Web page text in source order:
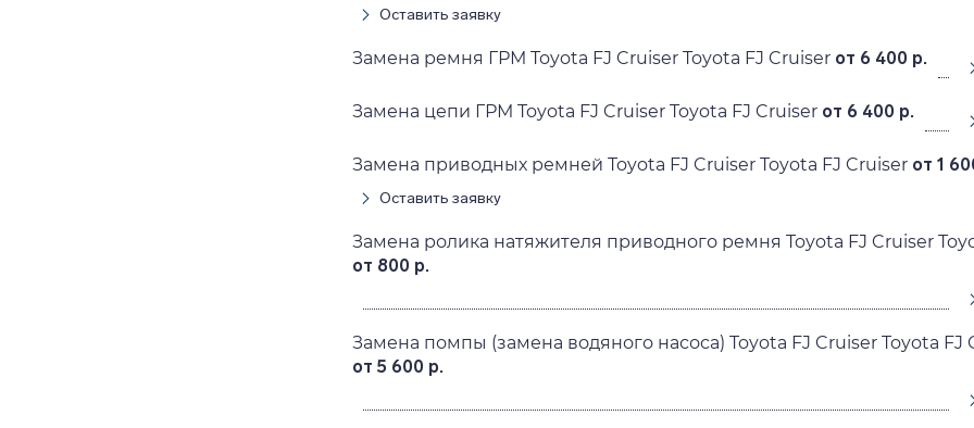
Оставить заявку
Замена ремня ГРМ Toyota FJ Cruiser Toyota FJ Cruiser от 6 400 р.
Замена цепи ГРМ Toyota FJ Cruiser Toyota FJ Cruiser от 6 400 р.
Замена приводных ремней Toyota FJ Cruiser Toyota FJ Cruiser от 1
Оставить заявку
Замена ролика натяжителя приводного ремня Toyota FJ Cruiser
от 800 р.
Замена помпы (замена водяного насоса) Toyota FJ Cruiser Toyota FJ
от 5 600 р.